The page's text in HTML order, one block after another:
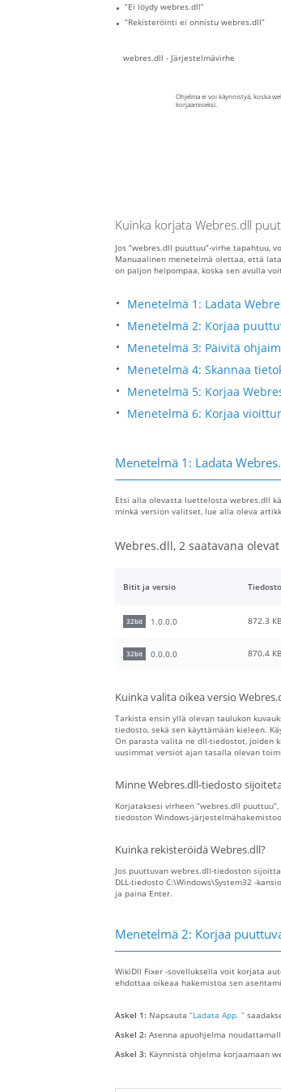
“Ei löydy webres.dll”
“Rekisteröinti ei onnistu webres.dll”
webres.dll - Järjestelmävirhe
Ohjelma ei voi käynnistyä, koska
korjaamiseksi.
Kuinka korjata Webres.dll
Jos “webres.dll puuttuu”-virhe
Manuaalinen menetelmä olettaa, että
on paljon helpompaa, koska sen avulla
Menetelmä 1: Ladata
Menetelmä 2: Korjaa
Menetelmä 3: Päivitä
Menetelmä 4: Skannaa
Menetelmä 5: Korjaa
Menetelmä 6: Korjaa
Menetelmä 1: Ladata
Etsi alla olevasta luettelosta webres.dll
minkä version valitset, lue alla oleva
Webres.dll, 2 saatavana
Bitit ja versio
32bit 1.0.0.0 872.3 KB
32bit 0.0.0.0 870.4 KB
Kuinka valita oikea versio
Tarkista ensin yllä olevan taulukon
tiedosto, sekä sen käyttämään kieleen.
On parasta valita ne dll-tiedostot, joiden
uusimmat versiot ajan tasalla olevan
Minne Webres.dll-tiedosto
Korjataksesi virheen “webres.dll
tiedoston Windows-
Kuinka rekisteröidä Webres.dll?
Jos puuttuvan webres.dll-tiedoston
DLL-tiedosto C:\Windows\System32 -
ja paina Enter.
Menetelmä 2: Korjaa
WikiDll Fixer -sovelluksella voit korjata
ehdottaa oikeaa hakemistoa sen
Askel 1: Napsauta “Ladata App. ”
Askel 2: Asenna apuohjelma
Askel 3: Käynnistä ohjelma korjaamaan